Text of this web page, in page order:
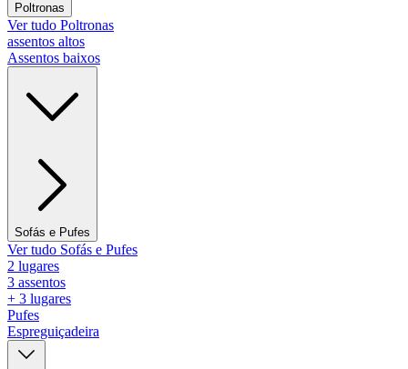
Poltronas
Ver tudo Poltronas
assentos altos
Assentos baixos
Sofás e Pufes
Ver tudo Sofás e Pufes
2 lugares
3 assentos
+ 3 lugares
Pufes
Espreguiçadeira